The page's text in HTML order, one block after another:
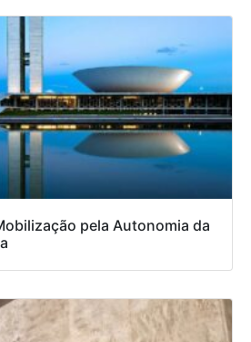
pela Autonomia da